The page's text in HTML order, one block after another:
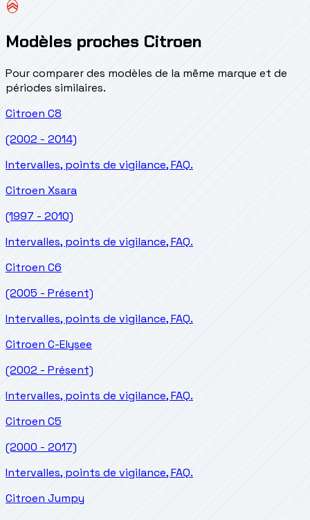
Modèles proches Citroen
Pour comparer des modèles de la même marque et de
périodes similaires.
Citroen C8
(2002 - 2014)
Intervalles, points de vigilance, FAQ.
Citroen Xsara
(1997 - 2010)
Intervalles, points de vigilance, FAQ.
Citroen C6
(2005 - Présent)
Intervalles, points de vigilance, FAQ.
Citroen C-Elysee
(2002 - Présent)
Intervalles, points de vigilance, FAQ.
Citroen C5
(2000 - 2017)
Intervalles, points de vigilance, FAQ.
Citroen Jumpy